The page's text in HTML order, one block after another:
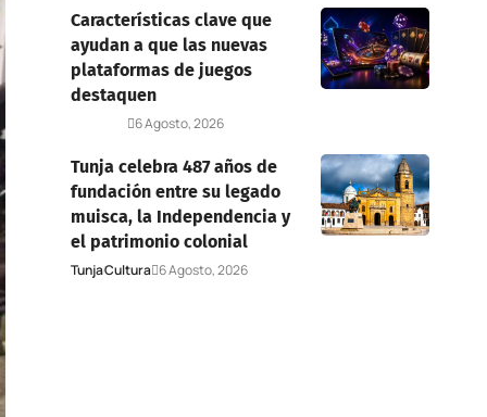
Características clave que
ayudan a que las nuevas
plataformas de juegos
destaquen
6 Agosto, 2026
Tunja celebra 487 años de
fundación entre su legado
muisca, la Independencia y
el patrimonio colonial
TunjaCultura 6 Agosto, 2026